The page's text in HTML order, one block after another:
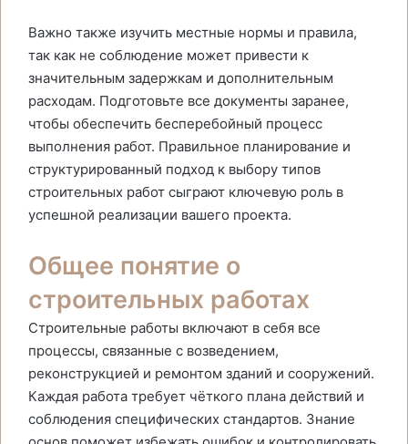
Важно также изучить местные нормы и правила,
так как не соблюдение может привести к
значительным задержкам и дополнительным
расходам. Подготовьте все документы заранее,
чтобы обеспечить бесперебойный процесс
выполнения работ. Правильное планирование и
структурированный подход к выбору типов
строительных работ сыграют ключевую роль в
успешной реализации вашего проекта.
Общее понятие о
строительных работах
Строительные работы включают в себя все
процессы, связанные с возведением,
реконструкцией и ремонтом зданий и сооружений.
Каждая работа требует чёткого плана действий и
соблюдения специфических стандартов. Знание